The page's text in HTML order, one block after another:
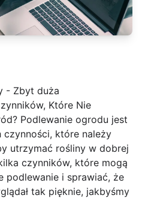
- Zbyt duża
Które Nie
Podlewanie ogrodu jest
czynności, które należy
utrzymać rośliny w dobrej
czynników, które mogą
podlewanie i sprawiać, że
tak pięknie, jakbyśmy